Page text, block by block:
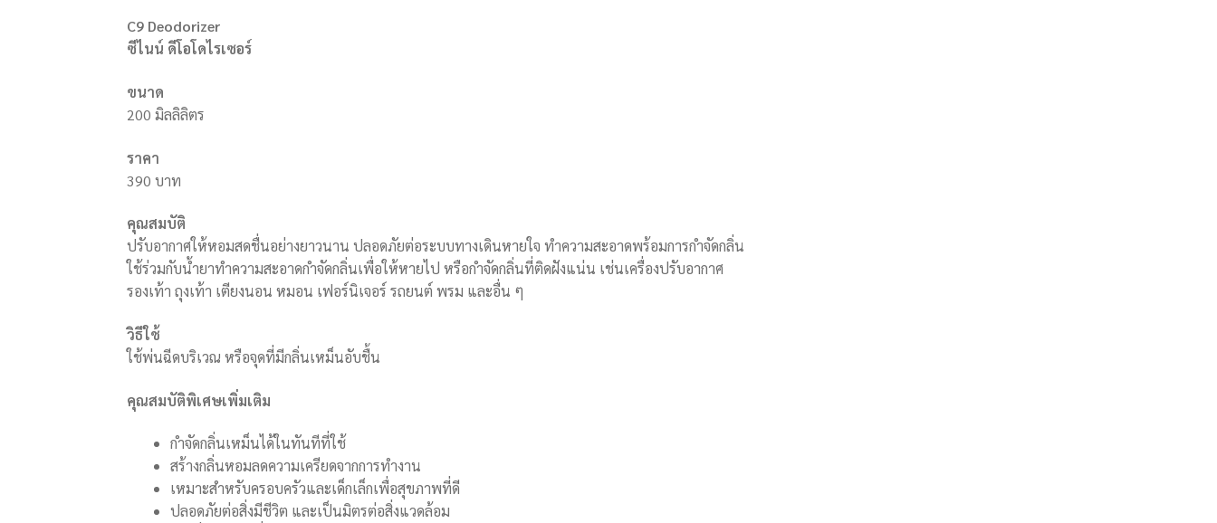
C9 Deodorizer
ซีไนน์ ดีโอโดไรเซอร์
ขนาด
200 มิลลิลิตร
ราคา
390 บาท
คุณสมบัติ
ปรับอากาศให้หอมสดชื่นอย่างยาวนาน ปลอดภัยต่อระบบทางเดินหายใจ ทำความสะอาดพร้อมการกำจัดกลิ่น
ใช้ร่วมกับน้ำยาทำความสะอาดกำจัดกลิ่นเพื่อให้หายไป หรือกำจัดกลิ่นที่ติดฝังแน่น เช่นเครื่องปรับอากาศ
รองเท้า ถุงเท้า เตียงนอน หมอน เฟอร์นิเจอร์ รถยนต์ พรม และอื่น ๆ
วิธีใช้
ใช้พ่นฉีดบริเวณ หรือจุดที่มีกลิ่นเหม็นอับชื้น
คุณสมบัติพิเศษเพิ่มเติม
กำจัดกลิ่นเหม็นได้ในทันทีที่ใช้
สร้างกลิ่นหอมลดความเครียดจากการทำงาน
เหมาะสำหรับครอบครัวและเด็กเล็กเพื่อสุขภาพที่ดี
ปลอดภัยต่อสิ่งมีชีวิต และเป็นมิตรต่อสิ่งแวดล้อม